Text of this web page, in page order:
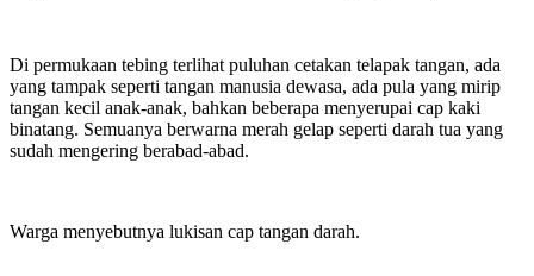
Di permukaan tebing terlihat puluhan cetakan telapak tangan, ada
yang tampak seperti tangan manusia dewasa, ada pula yang mirip
tangan kecil anak-anak, bahkan beberapa menyerupai cap kaki
binatang. Semuanya berwarna merah gelap seperti darah tua yang
sudah mengering berabad-abad.
Warga menyebutnya lukisan cap tangan darah.